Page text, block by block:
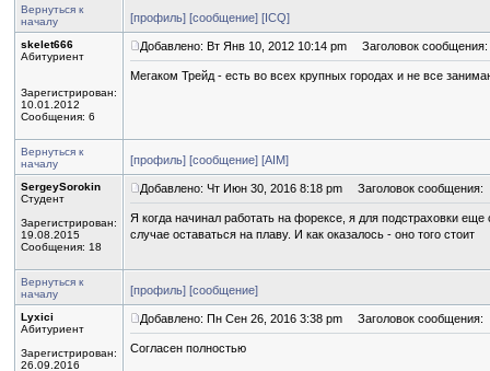
Вернуться к
началу
[профиль] [сообщение] [ICQ]
skelet666
Абитуриент
Зарегистрирован:
10.01.2012
Сообщения: 6
Добавлено: Вт Янв 10, 2012 10:14 pm Заголовок сообщения:
Мегаком Трейд - есть во всех крупных городах и не все
Вернуться к
началу
[профиль] [сообщение] [AIM]
SergeySorokin
Студент
Зарегистрирован:
19.08.2015
Сообщения: 18
Добавлено: Чт Июн 30, 2016 8:18 pm Заголовок сообщения:
Я когда начинал работать на форексе, я для подстраховки еще
случае оставаться на плаву. И как оказалось - оно того стоит
Вернуться к
началу
[профиль] [сообщение]
Lyxici
Абитуриент
Зарегистрирован:
26.09.2016
Добавлено: Пн Сен 26, 2016 3:38 pm Заголовок сообщения:
Согласен полностью